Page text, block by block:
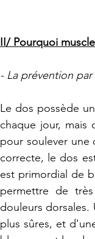
II/ Pourquoi
- La prévention
Le dos possède
chaque jour,
pour soulever
correcte, le dos
est primordial de
permettre de
douleurs dorsales.
plus sûres, et